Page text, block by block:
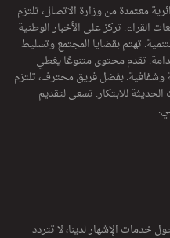
معتمدة من وزارة الاتصال، تلتزم
تركز على الأخبار الوطنية
تهتم بقضايا المجتمع وتسليط
تقدم محتوى متنوعًا يغطي
وشفافية. بفضل فريق محترف، تلتزم
للابتكار. تسعى لتقديم
خدمات الإشهار لدينا، لا تتردد